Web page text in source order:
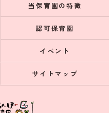
当保育園の特徴
認可保育園
イベント
サイトマップ